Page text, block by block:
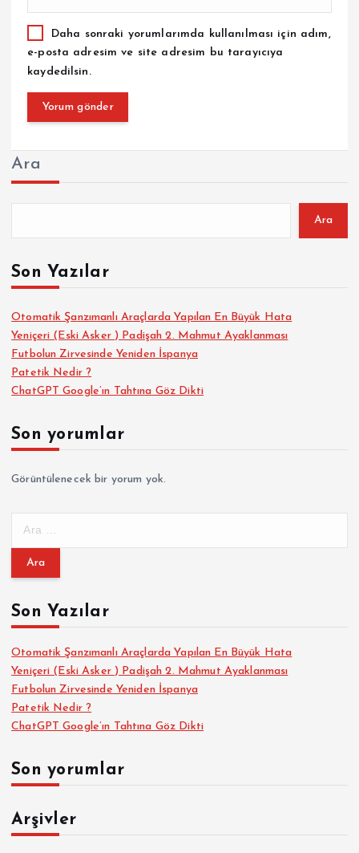
Daha sonraki yorumlarımda kullanılması için adım,
e-posta adresim ve site adresim bu tarayıcıya
kaydedilsin.
Ara
Ara
Son Yazılar
Otomatik Şanzımanlı Araçlarda Yapılan En Büyük Hata
Yeniçeri (Eski Asker ) Padişah 2. Mahmut Ayaklanması
Futbolun Zirvesinde Yeniden İspanya
Patetik Nedir ?
ChatGPT Google’ın Tahtına Göz Dikti
Son yorumlar
Görüntülenecek bir yorum yok.
m
:Son Yazılar
Otomatik Şanzımanlı Araçlarda Yapılan En Büyük Hata
Yeniçeri (Eski Asker ) Padişah 2. Mahmut Ayaklanması
Futbolun Zirvesinde Yeniden İspanya
Patetik Nedir ?
ChatGPT Google’ın Tahtına Göz Dikti
Son yorumlar
Arşivler